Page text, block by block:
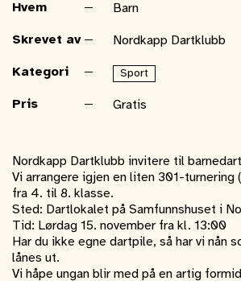
Hvem Barn
Skrevet av Nordkapp Dartklubb
Kategori Sport
Pris Gratis
Nordkapp Dartklubb invitere til
Vi arrangere igjen en liten 301-turnering
fra 4. til 8. klasse.
Sted: Dartlokalet på Samfunnshuset i
Tid: Lørdag 15. november fra kl. 13:00
Har du ikke egne dartpile, så har vi nån
lånes ut.
Vi håpe ungan blir med på en artig